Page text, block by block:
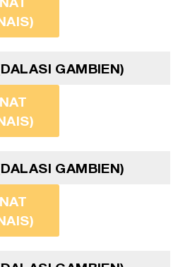
GAMBIEN)
GAMBIEN)